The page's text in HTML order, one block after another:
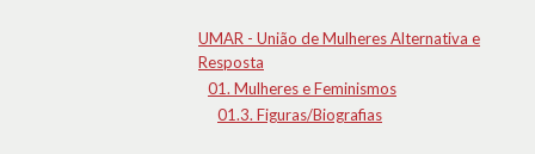
UMAR - União de Mulheres Alternativa e
Resposta
01. Mulheres e Feminismos
01.3. Figuras/Biografias